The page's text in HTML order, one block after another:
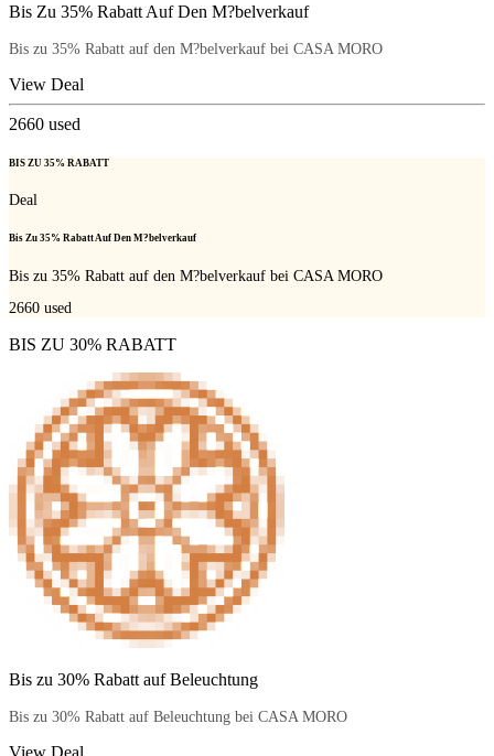
Bis Zu 35% Rabatt Auf Den M?belverkauf
Bis zu 35% Rabatt auf den M?belverkauf bei CASA MORO
View Deal
2660 used
BIS ZU 35% RABATT
Deal
Bis Zu 35% Rabatt Auf Den M?belverkauf
Bis zu 35% Rabatt auf den M?belverkauf bei CASA MORO
2660 used
BIS ZU 30% RABATT
Bis zu 30% Rabatt auf Beleuchtung
Bis zu 30% Rabatt auf Beleuchtung bei CASA MORO